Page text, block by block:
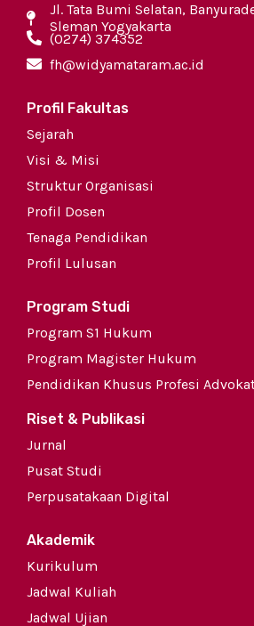
Jl. Tata Bumi Selatan,
Sleman Yogyakarta
(0274) 374352
fh@widyamataram.ac.id
Profil Fakultas
Sejarah
Visi & Misi
Struktur Organisasi
Profil Dosen
Tenaga Pendidikan
Profil Lulusan
Program Studi
Program S1 Hukum
Program Magister Hukum
Pendidikan Khusus Profesi Advokat
Riset & Publikasi
Jurnal
Pusat Studi
Perpusatakaan Digital
Akademik
Kurikulum
Jadwal Kuliah
Jadwal Ujian